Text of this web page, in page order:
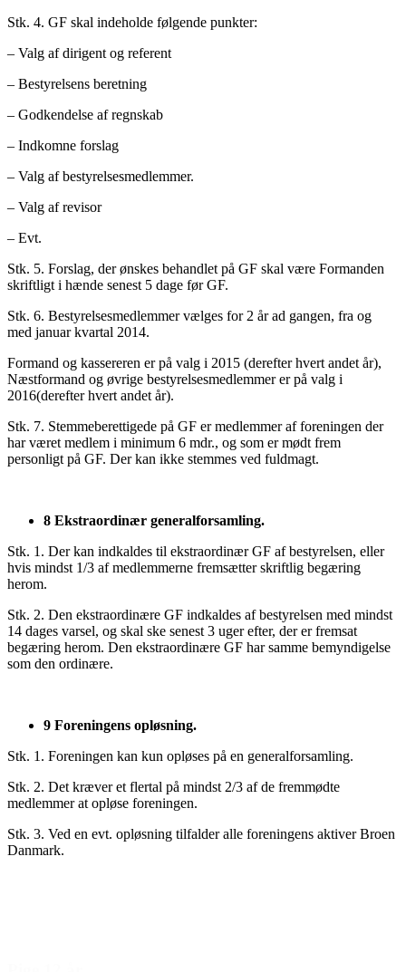
Stk. 4. GF skal indeholde følgende punkter:
– Valg af dirigent og referent
– Bestyrelsens beretning
– Godkendelse af regnskab
– Indkomne forslag
– Valg af bestyrelsesmedlemmer.
– Valg af revisor
– Evt.
Stk. 5. Forslag, der ønskes behandlet på GF skal være Formanden
skriftligt i hænde senest 5 dage før GF.
Stk. 6. Bestyrelsesmedlemmer vælges for 2 år ad gangen, fra og
med januar kvartal 2014.
Formand og kassereren er på valg i 2015 (derefter hvert andet år),
Næstformand og øvrige bestyrelsesmedlemmer er på valg i
2016(derefter hvert andet år).
Stk. 7. Stemmeberettigede på GF er medlemmer af foreningen der
har været medlem i minimum 6 mdr., og som er mødt frem
personligt på GF. Der kan ikke stemmes ved fuldmagt.
8 Ekstraordinær generalforsamling.
Stk. 1. Der kan indkaldes til ekstraordinær GF af bestyrelsen, eller
hvis mindst 1/3 af medlemmerne fremsætter skriftlig begæring
herom.
Stk. 2. Den ekstraordinære GF indkaldes af bestyrelsen med mindst
14 dages varsel, og skal ske senest 3 uger efter, der er fremsat
begæring herom. Den ekstraordinære GF har samme bemyndigelse
som den ordinære.
9 Foreningens opløsning.
Stk. 1. Foreningen kan kun opløses på en generalforsamling.
Stk. 2. Det kræver et flertal på mindst 2/3 af de fremmødte
medlemmer at opløse foreningen.
Stk. 3. Ved en evt. opløsning tilfalder alle foreningens aktiver Broen
Danmark.